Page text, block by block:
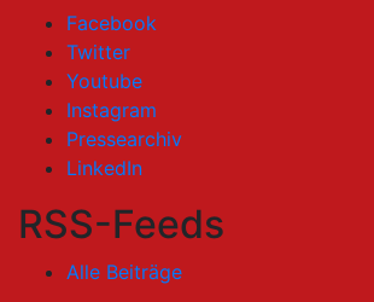
Facebook
Twitter
Youtube
Instagram
Pressearchiv
LinkedIn
RSS-Feeds
Alle Beiträge